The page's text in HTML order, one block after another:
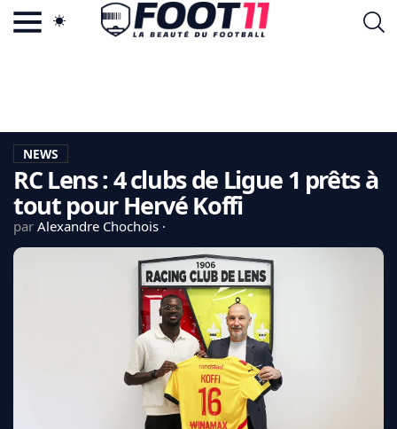
LA CHARTE
VIE PRIVÉE
CGU
CONTACTEZ-NOUS
NEWS
RC Lens : 4 clubs de Ligue 1 prêts à
tout pour Hervé Koffi
par Alexandre Chochois